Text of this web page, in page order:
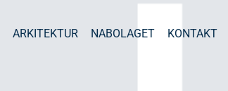
ARKITEKTUR NABOLAGET KONTAKT